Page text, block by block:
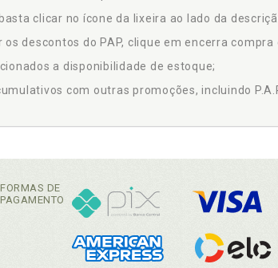
clicar no ícone da lixeira ao lado da
descontos do PAP, clique em encerra
a disponibilidade de estoque;
com outras promoções, incluindo
FORMAS DE
PAGAMENTO